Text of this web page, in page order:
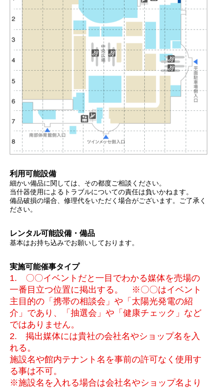
利用可能設備
細かい備品に関しては、その都度ご相談ください。
当什器使用によるトラブルについての責任は負いかねます。
備品破損の場合、修理代をいただく場合がございます。ご了承く
ださい。
レンタル可能設備・備品
基本はお持ち込みでお願いしております。
実施可能催事タイプ
1. 〇〇イベントだと一目でわかる媒体を売場の
一番目立つ位置に掲出する。 ※〇〇はイベント
主目的の「携帯の相談会」や「太陽光発電の紹
介」であり、「抽選会」や「健康チェック」など
ではありません。
2. 掲出媒体には貴社の会社名やショップ名を入
れる。
施設名や館内テナント名を事前の許可なく使用す
る事は不可。
※施設名を入れる場合は会社名やショップ名より